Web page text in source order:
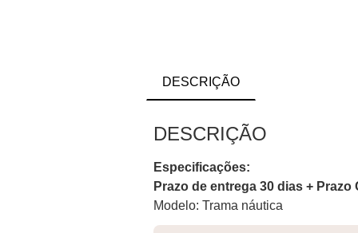
DESCRIÇÃO
DESCRIÇÃO
Especificações:
Prazo de entrega 30 dias + Prazo
Modelo: Trama náutica